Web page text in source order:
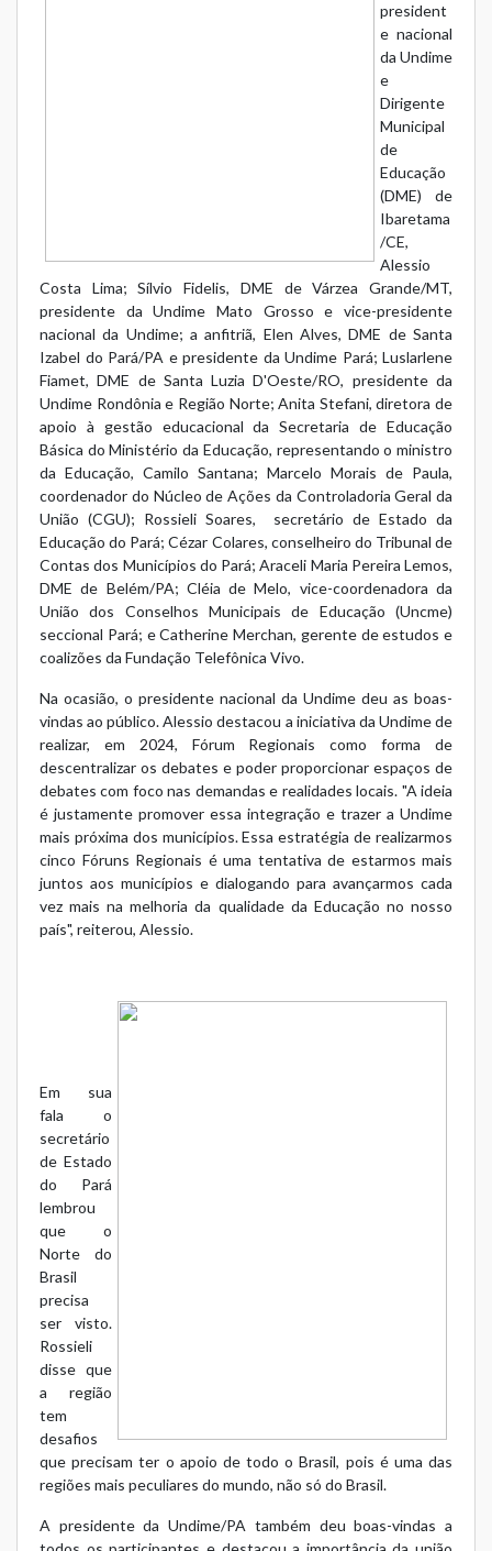
president
e nacional
da Undime
e
Dirigente
Municipal
de
Educação
(DME) de
Ibaretama
/CE,
Alessio
Costa Lima; Sílvio Fidelis, DME de Várzea Grande/MT,
presidente da Undime Mato Grosso e vice-presidente
nacional da Undime; a anfitriã, Elen Alves, DME de Santa
Izabel do Pará/PA e presidente da Undime Pará; Luslarlene
Fiamet, DME de Santa Luzia D'Oeste/RO, presidente da
Undime Rondônia e Região Norte; Anita Stefani, diretora de
apoio à gestão educacional da Secretaria de Educação
Básica do Ministério da Educação, representando o ministro
da Educação, Camilo Santana; Marcelo Morais de Paula,
coordenador do Núcleo de Ações da Controladoria Geral da
União (CGU); Rossieli Soares, secretário de Estado da
Educação do Pará; Cézar Colares, conselheiro do Tribunal de
Contas dos Municípios do Pará; Araceli Maria Pereira Lemos,
DME de Belém/PA; Cléia de Melo, vice-coordenadora da
União dos Conselhos Municipais de Educação (Uncme)
seccional Pará; e Catherine Merchan, gerente de estudos e
coalizões da Fundação Telefônica Vivo.
Na ocasião, o presidente nacional da Undime deu as boas-
vindas ao público. Alessio destacou a iniciativa da Undime de
realizar, em 2024, Fórum Regionais como forma de
descentralizar os debates e poder proporcionar espaços de
debates com foco nas demandas e realidades locais. "A ideia
é justamente promover essa integração e trazer a Undime
mais próxima dos municípios. Essa estratégia de realizarmos
cinco Fóruns Regionais é uma tentativa de estarmos mais
juntos aos municípios e dialogando para avançarmos cada
vez mais na melhoria da qualidade da Educação no nosso
país", reiterou, Alessio.
Em sua
fala o
secretário
de Estado
do Pará
lembrou
que o
Norte do
Brasil
precisa
ser visto.
Rossieli
disse que
a região
tem
desafios
que precisam ter o apoio de todo o Brasil, pois é uma das
regiões mais peculiares do mundo, não só do Brasil.
A presidente da Undime/PA também deu boas-vindas a